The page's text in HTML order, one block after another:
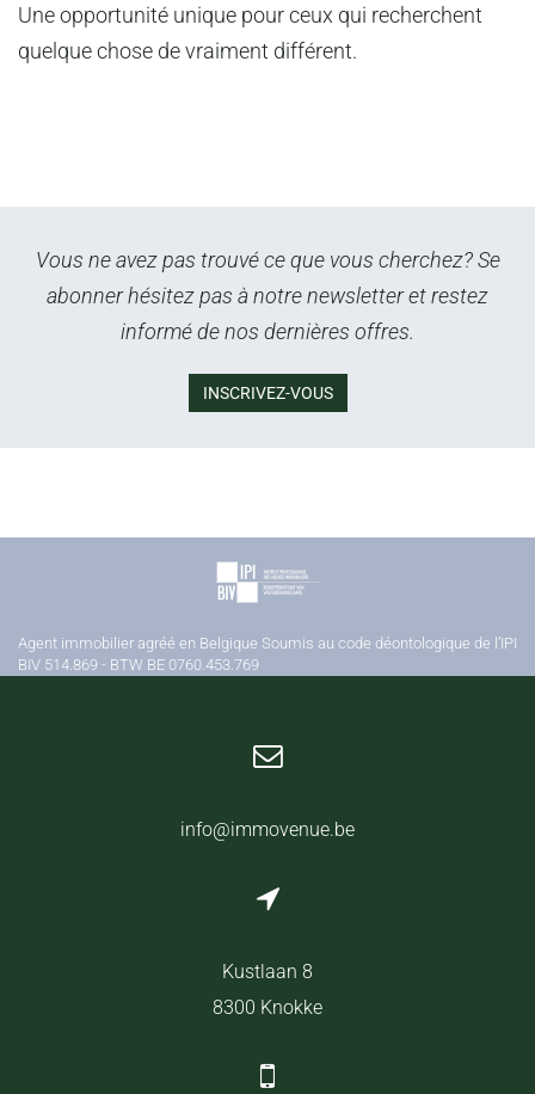
Une opportunité unique pour ceux qui recherchent
quelque chose de vraiment différent.
Vous ne avez pas trouvé ce que vous cherchez? Se
abonner hésitez pas à notre newsletter et restez
informé de nos dernières offres.
INSCRIVEZ-VOUS
Agent immobilier agréé en Belgique Soumis au code déontologique de l’IPI
BIV 514.869 - BTW BE 0760.453.769
info@immovenue.be
Kustlaan 8
8300 Knokke